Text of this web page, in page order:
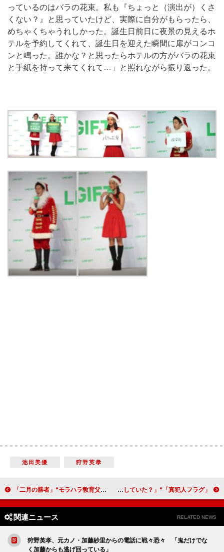
っているのはバラの花束。私も『ちょっと（演出が）くさ
くない？』と思っていたけど、実際に自分がもらったら、
めちゃくちゃうれしかった。誕生日前日に夜景の見えるホ
テルを予約してくれて、誕生日を迎えた瞬間に扉がコンコ
ンと鳴った。誰かな？と思ったらホテルの方がバラの花束
と手紙を持って来てくれて…」と照れながら振り返った。
池田美優 狩野英孝
「二月の勝者」“モラハラ教育父”金子貴俊が再び登場 「あの恐怖父が出た」「島津家の問題はめちゃくちゃヤバい」 「真犯人フラグ」“真帆”宮沢りえの密会写真に驚きの声 「“瑞穂”芳根京子と“林”深水元基は結託していた？」
関連ニュース RELATED NEWS
狩野英孝、元カノ・加藤紗里からの電話に戦々恐々 「鬼だけでな
く加藤からも逃げ回っている」